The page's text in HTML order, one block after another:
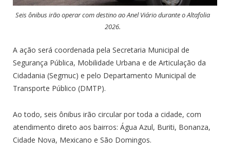
Seis ônibus irão operar com destino ao Anel Viário durante o Altafolia
2026.
A ação será coordenada pela Secretaria Municipal de
Segurança Pública, Mobilidade Urbana e de Articulação da
Cidadania (Segmuc) e pelo Departamento Municipal de
Transporte Público (DMTP).
Ao todo, seis ônibus irão circular por toda a cidade, com
atendimento direto aos bairros: Água Azul, Buriti, Bonanza,
Cidade Nova, Mexicano e São Domingos.